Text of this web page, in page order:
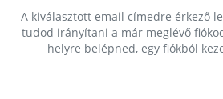
A kiválasztott email címedre érkező
tudod irányítani a már meglévő
helyre belépned, egy fiókból